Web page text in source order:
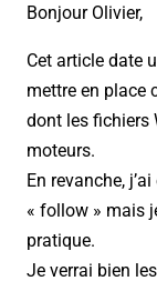
Bonjour Olivier,
Cet article date
mettre en place
dont les fichiers
moteurs.
En revanche,
« follow » mais
pratique.
Je verrai bien